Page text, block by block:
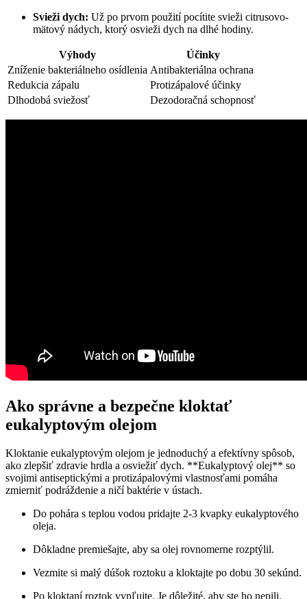
Svieži dych: Už po prvom použití pocítite svieži citrusovo-
mätový nádych, ktorý osvieži dych na dlhé hodiny.
Výhody
Účinky
Zníženie bakteriálneho osídlenia Antibakteriálna ochrana
Redukcia zápalu
Protizápalové účinky
Dlhodobá sviežosť
Dezodoračná schopnosť
Ako správne a bezpečne kloktať
eukalyptovým olejom
Kloktanie eukalyptovým olejom je jednoduchý a efektívny spôsob,
ako zlepšiť zdravie hrdla a osviežiť dych. **Eukalyptový olej** so
svojimi antiseptickými a protizápalovými vlastnosťami pomáha
zmierniť podráždenie a ničí baktérie v ústach.
Do pohára s teplou vodou pridajte 2-3 kvapky eukalyptového
oleja.
Dôkladne premiešajte, aby sa olej rovnomerne rozptýlil.
Vezmite si malý dúšok roztoku a kloktajte po dobu 30 sekúnd.
Po kloktaní roztok vypľujte. Je dôležité, aby ste ho nepili.